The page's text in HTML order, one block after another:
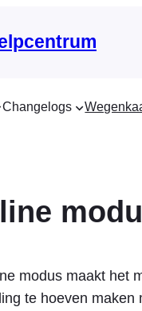
Changelogs
modus maakt het
te hoeven maken